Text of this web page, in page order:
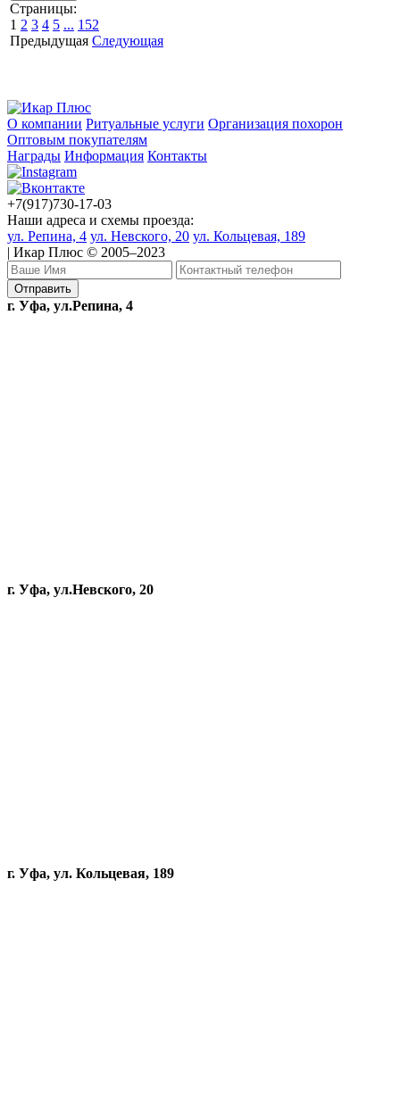
Страницы:
1 2 3 4 5 ... 152
Предыдущая Следующая
О компании Ритуальные услуги Организация похорон
Оптовым покупателям
Награды Информация Контакты
+7(917)730-17-03
Наши адреса и схемы проезда:
ул. Репина, 4 ул. Невского, 20 ул. Кольцевая, 189
| Икар Плюс © 2005–2023
г. Уфа, ул.Репина, 4
г. Уфа, ул.Невского, 20
г. Уфа, ул. Кольцевая, 189